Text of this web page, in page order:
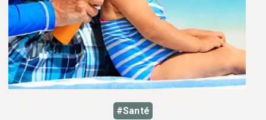
#Santé